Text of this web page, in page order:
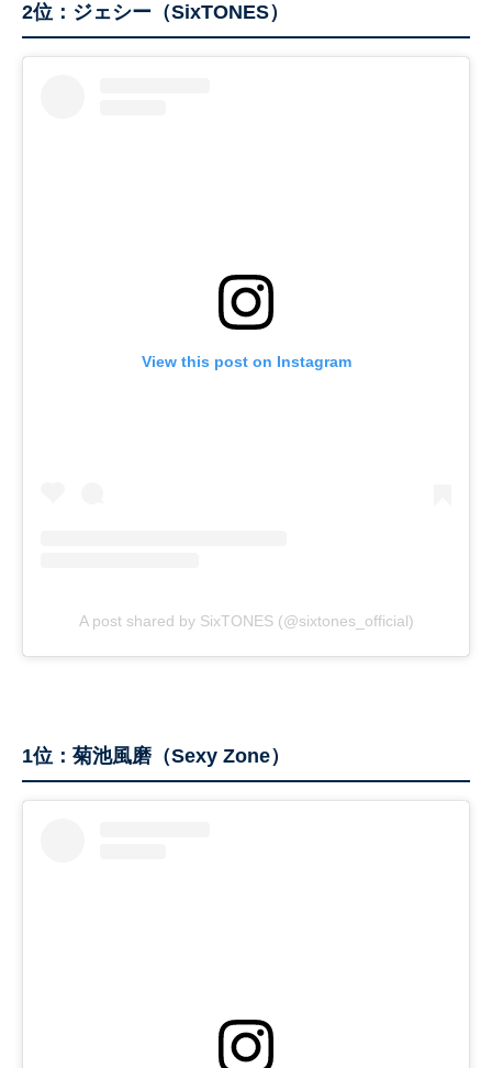
2位：ジェシー（SixTONES）
View this post on Instagram
A post shared by SixTONES (@sixtones_official)
1位：菊池風磨（Sexy Zone）